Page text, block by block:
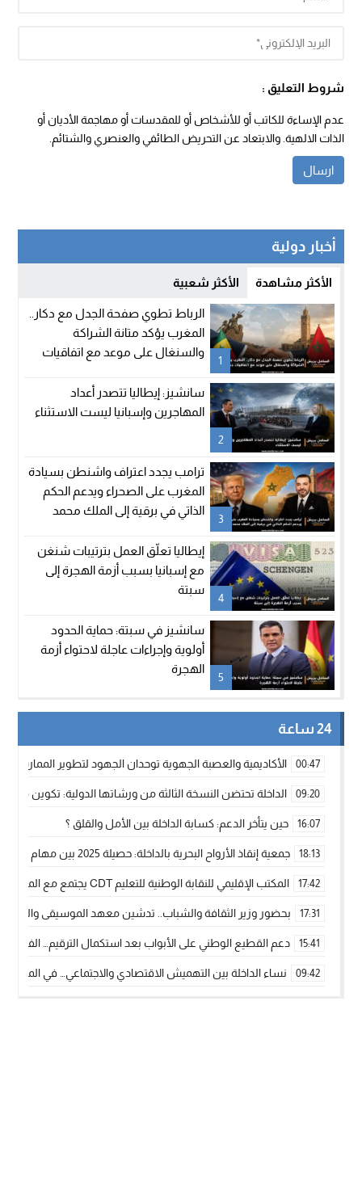
شروط التعليق :
عدم الإساءة للكاتب أو للأشخاص أو للمقدسات أو مهاجمة الأديان أو
الذات الالهية. والابتعاد عن التحريض الطائفي والعنصري والشتائم.
أخبار دولية
الأكثر مشاهدة الأكثر شعبية
1
الرباط تطوي صفحة الجدل مع دكار..
المغرب يؤكد متانة الشراكة
والسنغال على موعد مع اتفاقيات
2
سانشيز: إيطاليا تتصدر أعداد
المهاجرين وإسبانيا ليست الاستثناء
3
ترامب يجدد اعتراف واشنطن بسيادة
المغرب على الصحراء ويدعم الحكم
الذاتي في برقية إلى الملك محمد
4
إيطاليا تعلّق العمل بترتيبات شنغن
مع إسبانيا بسبب أزمة الهجرة إلى
سبتة
5
سانشيز في سبتة: حماية الحدود
أولوية وإجراءات عاجلة لاحتواء أزمة
الهجرة
24 ساعة
00:47 الأكاديمية والعصبة الجهوية توحدان الجهود لتطوير الممارسة
09:20 الداخلة تحتضن النسخة الثالثة من ورشاتها الدولية: تكوين
16:07 حين يتأخر الدعم: كسابة الداخلة بين الأمل والقلق ؟
18:13 جمعية إنقاذ الأرواح البحرية بالداخلة: حصيلة 2025 بين مهام الإنقاذ ومشروع “دار البحار”
17:42 المكتب الإقليمي للنقابة الوطنية للتعليم CDT يجتمع مع المدير الإقليمي لمناقشة ملفات جوهرية لنساء ورجال التعليم
17:31 بحضور وزير الثقافة والشباب.. تدشين معهد الموسيقى والفنون
15:41 دعم القطيع الوطني على الأبواب بعد استكمال الترقيم…
09:42 نساء الداخلة بين التهميش الاقتصادي والاجتماعي… في المؤسسات